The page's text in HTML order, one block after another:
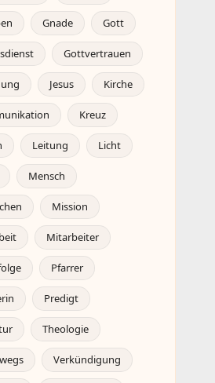
Gnade Gott
Gottvertrauen
Jesus Kirche
Kreuz
Leitung Licht
Mensch
Mission
Mitarbeiter
Pfarrer
Predigt
Theologie
Verkündigung